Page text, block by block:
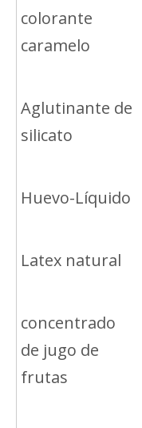
colorante
caramelo
Aglutinante de
silicato
Huevo-Líquido
Latex natural
concentrado
de jugo de
frutas